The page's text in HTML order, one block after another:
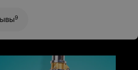
Хотя забыл упомянуть об
- просто невозможно
9